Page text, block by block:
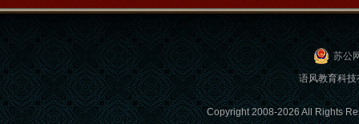
苏公
语风教育科
Copyright 2008-2026 All Rights